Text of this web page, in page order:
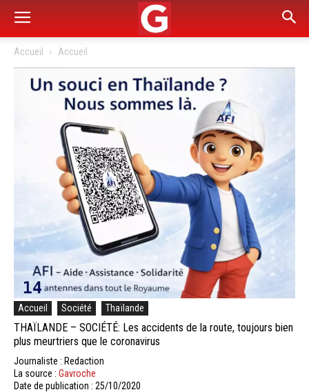
Accueil Accueil
Accueil Société Thaïlande
THAÏLANDE – SOCIÉTÉ: Les accidents de la route, toujours bien
plus meurtriers que le coronavirus
Journaliste : Redaction
La source : Gavroche
Date de publication : 25/10/2020